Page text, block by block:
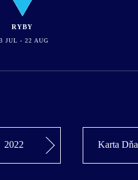
RYBY
JUL - 22 AUG
2022 Karta Dňa